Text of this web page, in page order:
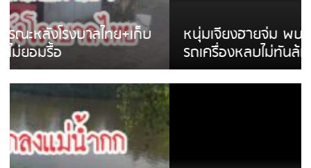
หนุ่มเจียงฮายจ่ม พบถังน้ำดื่มตกกลางถนน
รถเครื่องหลบไม่ทันล้มบาดเจ็บ